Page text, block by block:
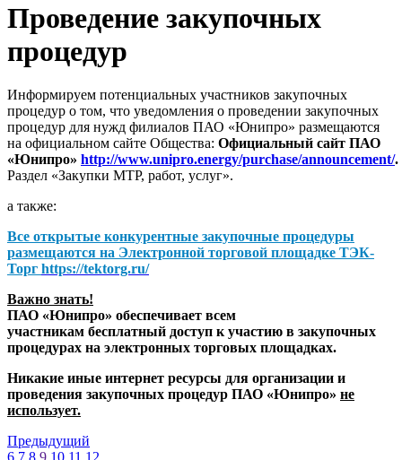
Проведение закупочных
процедур
Информируем потенциальных участников закупочных
процедур о том, что уведомления о проведении закупочных
процедур для нужд филиалов ПАО «Юнипро» размещаются
на официальном сайте Общества: Официальный сайт ПАО
«Юнипро» http://www.unipro.energy/purchase/announcement/.
Раздел «Закупки МТР, работ, услуг».
а также:
Все открытые конкурентные закупочные процедуры
размещаются на Электронной торговой площадке ТЭК-
Торг https://tektorg.ru/
Важно знать!
ПАО «Юнипро» обеспечивает всем
участникам бесплатный доступ к участию в закупочных
процедурах на электронных торговых площадках.
Никакие иные интернет ресурсы для организации и
проведения закупочных процедур ПАО «Юнипро» не
использует.
Предыдущий
6 7 8 9 10 11 12